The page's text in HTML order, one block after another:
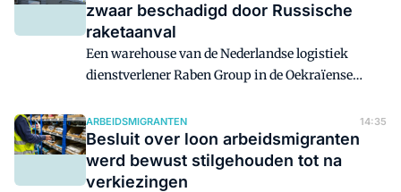
klanten de bestelling plaatsten. Bij Bol dus, en de
Bijenkorf, en Ajax, ING, Ace & Tate, enzovoorts.
Zalando zegt dat zijn klantgegevens niet gelekt
zijn.
zwaar beschadigd door Russische
raketaanval
Een warehouse van de Nederlandse logistiek
dienstverlener Raben Group in de Oekraïense
woensdag zwaar beschadigd geraakt door
Russische raketaanvallen.
ARBEIDSMIGRANTEN 14:35
Besluit over loon arbeidsmigranten
werd bewust stilgehouden tot na
verkiezingen